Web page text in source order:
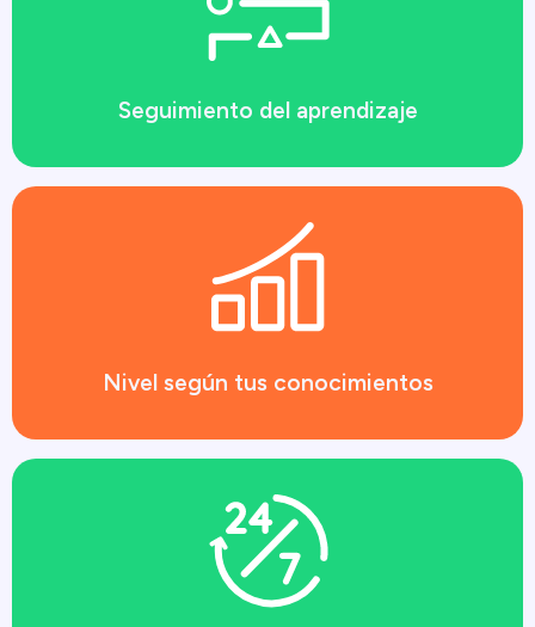
Seguimiento del aprendizaje
Nivel según tus conocimientos